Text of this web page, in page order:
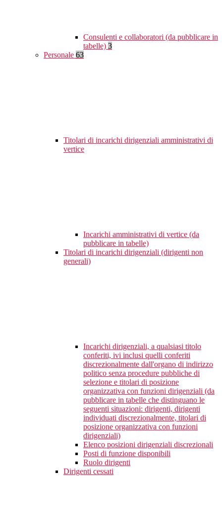
Consulenti e collaboratori (da pubblicare in
tabelle) 3
Personale 63
Titolari di incarichi dirigenziali amministrativi di
vertice
Incarichi amministrativi di vertice (da
pubblicare in tabelle)
Titolari di incarichi dirigenziali (dirigenti non
generali)
Incarichi dirigenziali, a qualsiasi titolo
conferiti, ivi inclusi quelli conferiti
discrezionalmente dall'organo di indirizzo
politico senza procedure pubbliche di
selezione e titolari di posizione
organizzativa con funzioni dirigenziali (da
pubblicare in tabelle che distinguano le
seguenti situazioni: dirigenti, dirigenti
individuati discrezionalmente, titolari di
posizione organizzativa con funzioni
dirigenziali)
Elenco posizioni dirigenziali discrezionali
Posti di funzione disponibili
Ruolo dirigenti
Dirigenti cessati